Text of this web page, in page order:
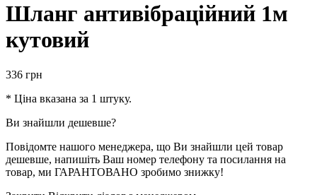
Шланг антивібраційний 1м
кутовий
336 грн
* Ціна вказана за 1 штуку.
Ви знайшли дешевше?
Повідомте нашого менеджера, що Ви знайшли цей товар
дешевше, напишіть Ваш номер телефону та посилання на
товар, ми ГАРАНТОВАНО зробимо знижку!